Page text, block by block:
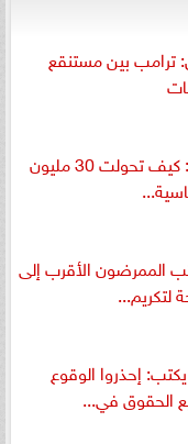
ترامب بين مستنقع
عبدالعزيز محسن يكتب: كيف تحولت 30 مليون
الممرضون الأقرب إلى
لتكريم...
إحذروا الوقوع
الحقوق في...